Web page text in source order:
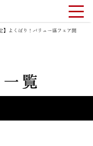
】よくばり！バリュー盛フェア開